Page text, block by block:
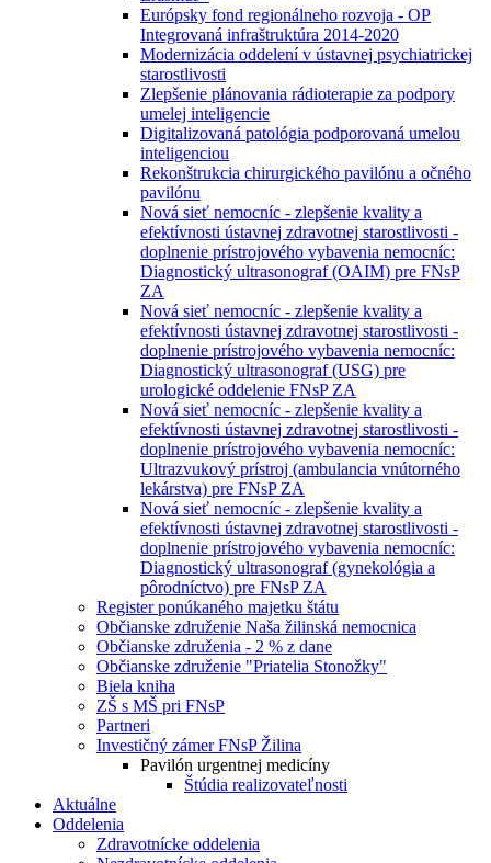
Európsky fond regionálneho rozvoja - OP
Integrovaná infraštruktúra 2014-2020
Modernizácia oddelení v ústavnej psychiatrickej
starostlivosti
Zlepšenie plánovania rádioterapie za podpory
umelej inteligencie
Digitalizovaná patológia podporovaná umelou
inteligenciou
Rekonštrukcia chirurgického pavilónu a očného
pavilónu
Nová sieť nemocníc - zlepšenie kvality a
efektívnosti ústavnej zdravotnej starostlivosti -
doplnenie prístrojového vybavenia nemocníc:
Diagnostický ultrasonograf (OAIM) pre FNsP
ZA
Nová sieť nemocníc - zlepšenie kvality a
efektívnosti ústavnej zdravotnej starostlivosti -
doplnenie prístrojového vybavenia nemocníc:
Diagnostický ultrasonograf (USG) pre
urologické oddelenie FNsP ZA
Nová sieť nemocníc - zlepšenie kvality a
efektívnosti ústavnej zdravotnej starostlivosti -
doplnenie prístrojového vybavenia nemocníc:
Ultrazvukový prístroj (ambulancia vnútorného
lekárstva) pre FNsP ZA
Nová sieť nemocníc - zlepšenie kvality a
efektívnosti ústavnej zdravotnej starostlivosti -
doplnenie prístrojového vybavenia nemocníc:
Diagnostický ultrasonograf (gynekológia a
pôrodníctvo) pre FNsP ZA
Register ponúkaného majetku štátu
Občianske združenie Naša žilinská nemocnica
Občianske združenia - 2 % z dane
Občianske združenie "Priatelia Stonožky"
Biela kniha
ZŠ s MŠ pri FNsP
Partneri
Investičný zámer FNsP Žilina
Pavilón urgentnej medicíny
Štúdia realizovateľnosti
Aktuálne
Oddelenia
Zdravotnícke oddelenia